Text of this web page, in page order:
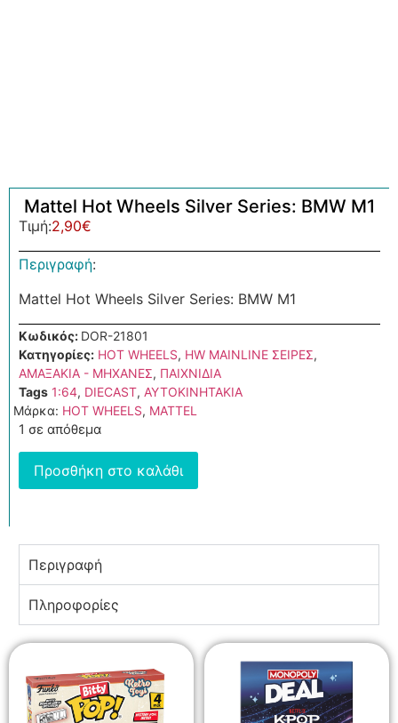
Mattel Hot Wheels Silver Series: BMW M1
Τιμή:2,90€
Περιγραφή:
Mattel Hot Wheels Silver Series: BMW M1
Κωδικός: DOR-21801
Κατηγορίες: HOT WHEELS, HW MAINLINE ΣΕΙΡΕΣ,
ΑΜΑΞΑΚΙΑ - ΜΗΧΑΝΕΣ, ΠΑΙΧΝΙΔΙΑ
Tags 1:64, DIECAST, ΑΥΤΟΚΙΝΗΤΑΚΙΑ
Μάρκα: HOT WHEELS, MATTEL
1 σε απόθεμα
Προσθήκη στο καλάθι
Περιγραφή
Πληροφορίες